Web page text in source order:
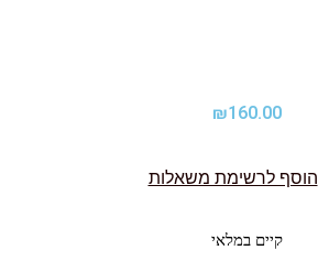
₪160.00
הוסף לרשימת משאלות
קיים במלאי